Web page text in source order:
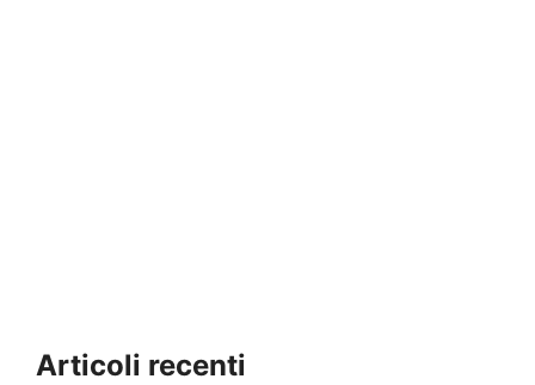
Articoli recenti